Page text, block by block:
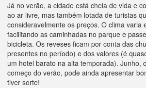
Já no verão, a cidade está cheia de vida e
ao ar livre, mas também lotada de turistas
consideravelmente os preços. O clima varia
facilitando as caminhadas no parque e
bicicleta. Os reveses ficam por conta das
presentes no período) e dos valores (é
um hotel barato na alta temporada). Junho,
começo do verão, pode ainda apresentar
tiver sorte!